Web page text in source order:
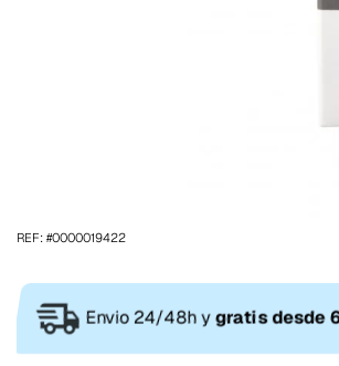
REF: #0000019422
Envio 24/48h ygratis desde